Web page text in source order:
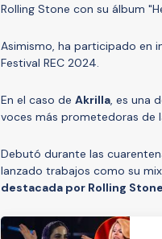
Rolling Stone con su álbum
Asimismo, ha participado en
Festival REC 2024.
En el caso de Akrilla, es una
voces más prometedoras de
Debutó durante las
lanzado trabajos como su
destacada por Rolling